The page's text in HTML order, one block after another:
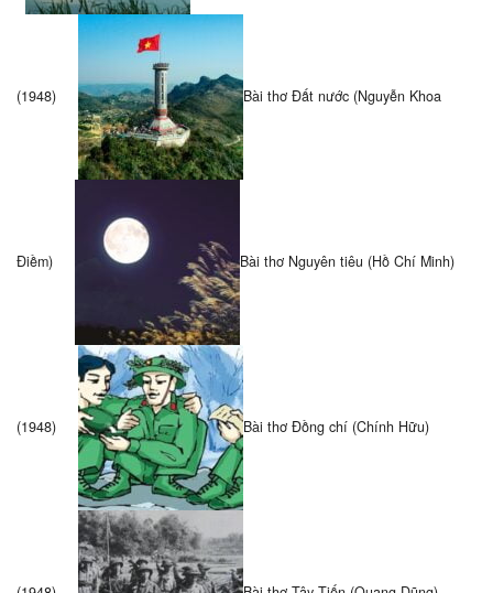
(1948) Bài thơ Đất nước (Nguyễn Khoa
Điềm) Bài thơ Nguyên tiêu (Hồ Chí Minh)
(1948) Bài thơ Đồng chí (Chính Hữu)